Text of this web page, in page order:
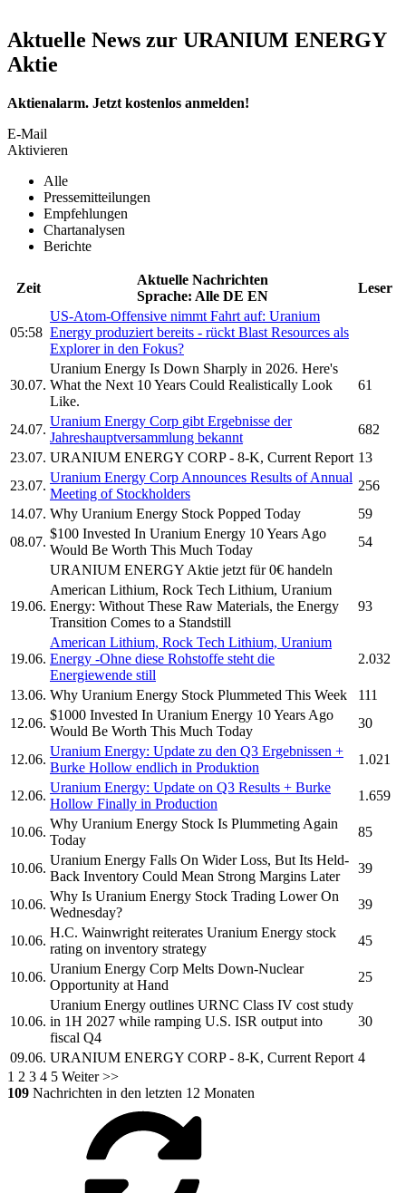
Aktuelle News zur URANIUM ENERGY
Aktie
Aktienalarm. Jetzt kostenlos anmelden!
E-Mail
Aktivieren
Alle
Pressemitteilungen
Empfehlungen
Chartanalysen
Berichte
Zeit
Aktuelle Nachrichten
Sprache: Alle DE EN
Leser
05:58
US-Atom-Offensive nimmt Fahrt auf: Uranium
Energy produziert bereits - rückt Blast Resources als
Explorer in den Fokus?
30.07.
Uranium Energy Is Down Sharply in 2026. Here's
What the Next 10 Years Could Realistically Look
Like.
61
24.07.
Uranium Energy Corp gibt Ergebnisse der
Jahreshauptversammlung bekannt
682
23.07. URANIUM ENERGY CORP- 8-K, Current Report 13
23.07.
Uranium Energy Corp Announces Results of Annual
Meeting of Stockholders
256
14.07. Why Uranium Energy Stock Popped Today
59
08.07.
$100 Invested In Uranium Energy 10 Years Ago
Would Be Worth This Much Today
54
URANIUM ENERGY Aktie jetzt für 0€ handeln
19.06.
American Lithium, Rock Tech Lithium, Uranium
Energy: Without These Raw Materials, the Energy
Transition Comes to a Standstill
93
19.06.
American Lithium, Rock Tech Lithium, Uranium
Energy -Ohne diese Rohstoffe steht die
Energiewende still
2.032
13.06. Why Uranium Energy Stock Plummeted This Week
111
12.06.
$1000 Invested In Uranium Energy 10 Years Ago
Would Be Worth This Much Today
30
12.06.
Uranium Energy: Update zu den Q3 Ergebnissen +
Burke Hollow endlich in Produktion
1.021
12.06.
Uranium Energy: Update on Q3 Results + Burke
Hollow Finally in Production
1.659
10.06.
Why Uranium Energy Stock Is Plummeting Again
Today
85
10.06.
Uranium Energy Falls On Wider Loss, But Its Held-
Back Inventory Could Mean Strong Margins Later
39
10.06.
Why Is Uranium Energy Stock Trading Lower On
Wednesday?
39
10.06.
H.C. Wainwright reiterates Uranium Energy stock
rating on inventory strategy
45
10.06.
Uranium Energy Corp Melts Down-Nuclear
Opportunity at Hand
25
10.06.
Uranium Energy outlines URNC Class IV cost study
in 1H 2027 while ramping U.S. ISR output into
fiscal Q4
30
09.06. URANIUM ENERGY CORP- 8-K, Current Report 4
1 2 3 4 5 Weiter >>
109 Nachrichten in den letzten 12 Monaten